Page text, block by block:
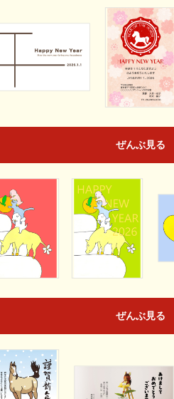
ぜんぶ見る
ぜんぶ見る